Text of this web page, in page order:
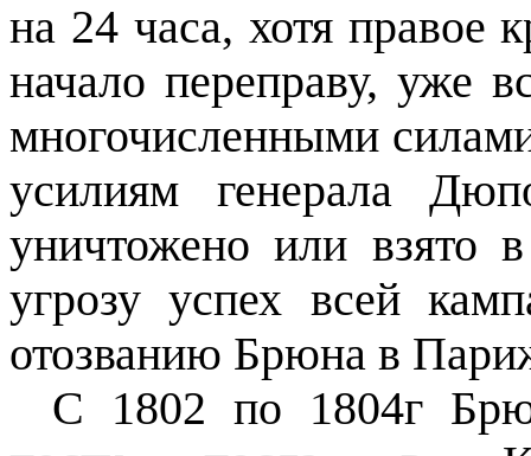
на 24 часа, хотя правое
начало переправу, уже
многочисленными
усилиям генерала
уничтожено или взято
угрозу успех всей
отозванию Брюна в
С 1802 по 1804г